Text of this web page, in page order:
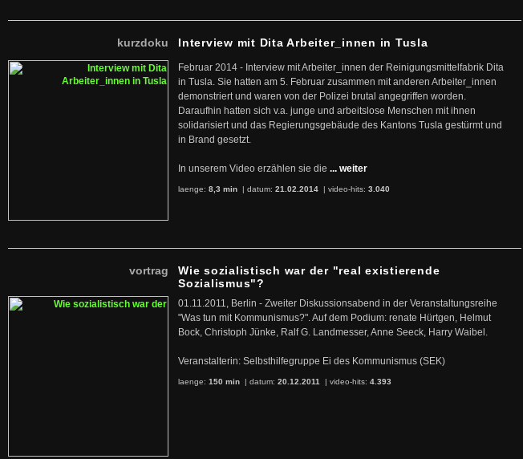
kurzdoku Interview mit Dita Arbeiter_innen in Tusla
Februar 2014 - Interview mit Arbeiter_innen der Reinigungsmittelfabrik Dita
in Tusla. Sie hatten am 5. Februar zusammen mit anderen Arbeiter_innen
demonstriert und waren von der Polizei brutal angegriffen worden.
Daraufhin hatten sich v.a. junge und arbeitslose Menschen mit ihnen
solidarisiert und das Regierungsgebäude des Kantons Tusla gestürmt und
in Brand gesetzt.
In unserem Video erzählen sie die ... weiter
laenge: 8,3 min | datum: 21.02.2014 | video-hits: 3.040
vortrag
Wie sozialistisch war der "real existierende
Sozialismus"?
01.11.2011, Berlin - Zweiter Diskussionsabend in der Veranstaltungsreihe
"Was tun mit Kommunismus?". Auf dem Podium: renate Hürtgen, Helmut
Bock, Christoph Jünke, Ralf G. Landmesser, Anne Seeck, Harry Waibel.
Veranstalterin: Selbsthilfegruppe Ei des Kommunismus (SEK)
laenge: 150 min | datum: 20.12.2011 | video-hits: 4.393